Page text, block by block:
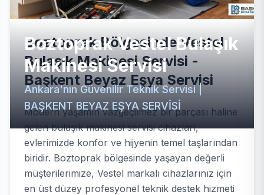
Boztoprak Vestel Bulaşık
Makinesi Servisi
Ankara'nın Güvenilir Teknik Servisi |
BAŞKENT BEYAZ EŞYA SERVİSİ
Boztoprak Bölgesinde Vestel
Bulaşık Makinesi Servisi -
Başkent Beyaz Eşya Servisi
Modern yaşamın vazgeçilmez bir parçası haline
gelen bulaşık makinesi servisi cihazları,
evlerimizde konfor ve hijyenin temel taşlarından
biridir. Boztoprak bölgesinde yaşayan değerli
müşterilerimize, Vestel markalı cihazlarınız için
en üst düzey profesyonel teknik destek hizmeti